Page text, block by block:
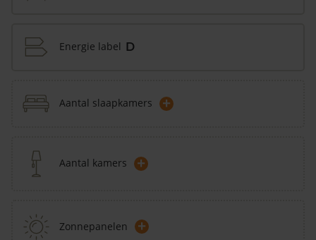
Energie label D
Aantal slaapkamers +
Aantal kamers +
Zonnepanelen +